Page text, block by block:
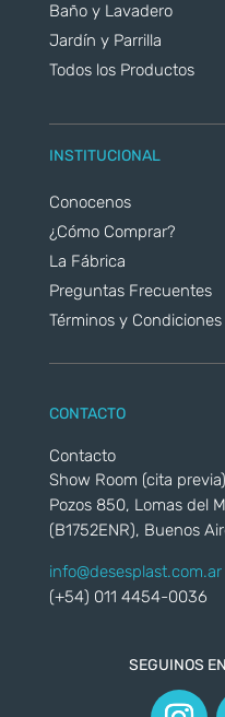
Baño y Lavadero
Jardín y Parrilla
Todos los Productos
INSTITUCIONAL
Conocenos
¿Cómo Comprar?
La Fábrica
Preguntas Frecuentes
Términos y Condiciones
CONTACTO
Contacto
Show Room (cita
Pozos 850, Lomas del
(B1752ENR), Buenos
info@desesplast.com.ar
(+54) 011 4454-0036
SEGUINOS